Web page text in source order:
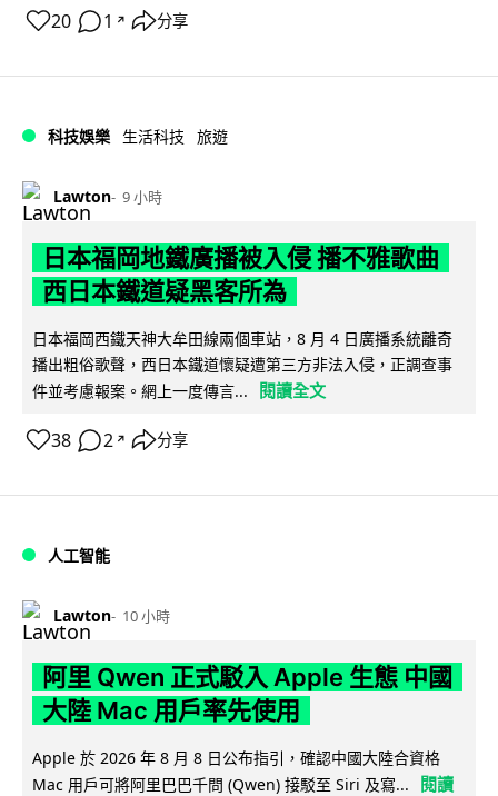
20 1 ↗ 分享
科技娛樂 生活科技 旅遊
Lawton 9 小時
日本福岡地鐵廣播被入侵 播不雅歌曲
西日本鐵道疑黑客所為
日本福岡西鐵天神大牟田線兩個車站，8 月 4 日廣播系統離奇
播出粗俗歌聲，西日本鐵道懷疑遭第三方非法入侵，正調查事
件並考慮報案。網上一度傳言...
閱讀全文
38 2 ↗ 分享
人工智能
Lawton 10 小時
阿里 Qwen 正式駁入 Apple 生態 中國
大陸 Mac 用戶率先使用
Apple 於 2026 年 8 月 8 日公布指引，確認中國大陸合資格
Mac 用戶可將阿里巴巴千問 (Qwen) 接駁至 Siri 及寫...
閱讀